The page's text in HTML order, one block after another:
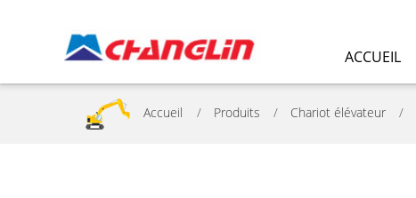
ACCUEIL
Accueil Produits Chariot élévateur